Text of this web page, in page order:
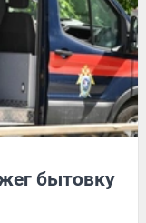
бытовку